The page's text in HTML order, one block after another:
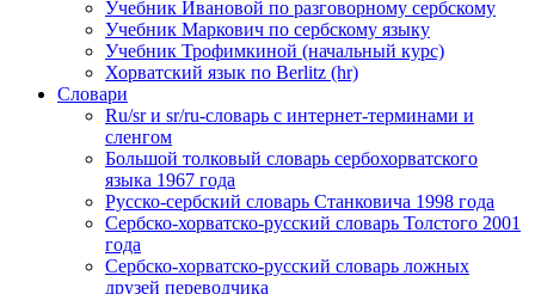
Учебник Ивановой по разговорному сербскому
Учебник Маркович по сербскому языку
Учебник Трофимкиной (начальный курс)
Хорватский язык по Berlitz (hr)
Словари
Ru/sr и sr/ru-словарь с интернет-терминами и
сленгом
Большой толковый словарь сербохорватского
языка 1967 года
Русско-сербский словарь Станковича 1998 года
Сербско-хорватско-русский словарь Толстого 2001
года
Сербско-хорватско-русский словарь ложных
друзей переводчика